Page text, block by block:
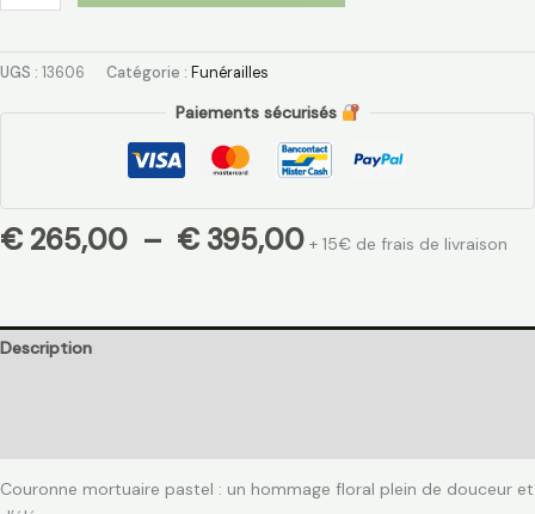
UGS : 13606 Catégorie : Funérailles
Paiements sécurisés
€ 265,00 – € 395,00 + 15€ de frais de livraison
Description
Couronne mortuaire pastel : un hommage floral plein de douceur et